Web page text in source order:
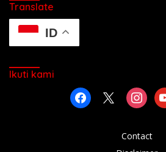
Translate
ID
Ikuti kami
facebook instagram
Contact